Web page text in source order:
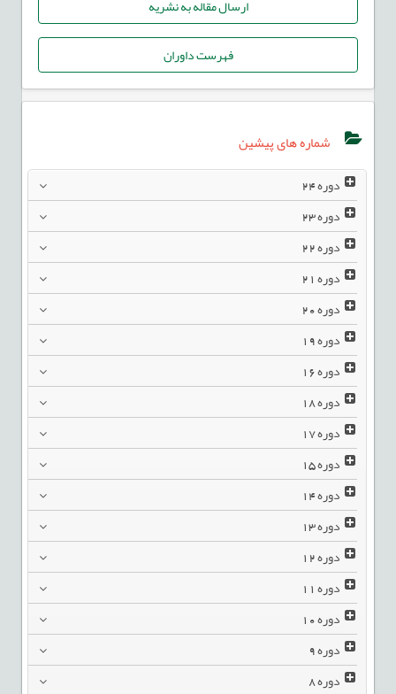
ارسال مقاله به نشریه
فهرست داوران
شماره های پیشین
دوره24
دوره23
دوره22
دوره21
دوره20
دوره19
دوره16
دوره18
دوره17
دوره15
دوره14
دوره13
دوره12
دوره11
دوره10
دوره9
دوره8